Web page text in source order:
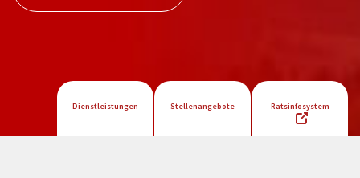
Dienstleistungen Stellenangebote Ratsinfosystem